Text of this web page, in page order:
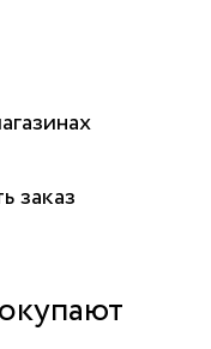
в ТРК "FORT", Москва
заказ
дня